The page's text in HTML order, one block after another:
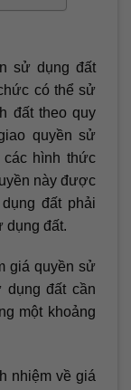
sử dụng đất
có thể sử
đất theo quy
quyền sử
hình thức
này được
đất phải
dụng đất.
giá quyền sử
đất cần
một khoảng
nhiệm về giá